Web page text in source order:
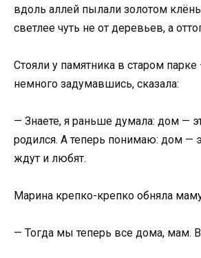
вдоль аллей пылали золотом
светлее чуть не от деревьев, а
Стояли у памятника в старом
немного задумавшись, сказала:
— Знаете, я раньше думала: дом —
родился. А теперь понимаю: дом —
ждут и любят.
Марина крепко-крепко обняла
— Тогда мы теперь все дома, мам.